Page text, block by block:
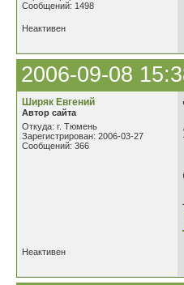
Сообщений: 1498
Неактивен
2006-09-08
Ширяк Евгений
Автор сайта
Откуда: г. Тюмень
Зарегистрирован: 2006-03-27
Сообщений: 366
Неактивен